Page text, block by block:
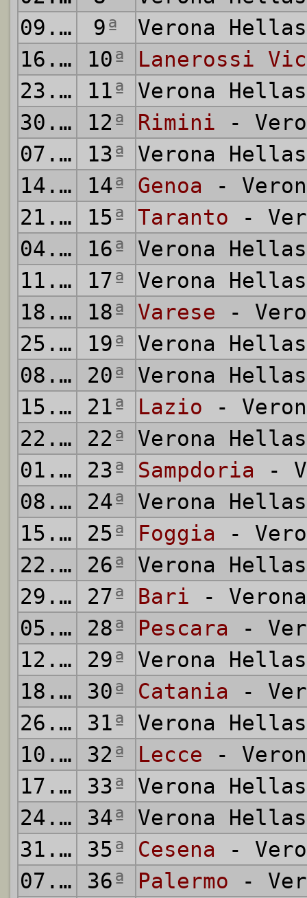
09.11.1980
9ª
Verona
16.11.1980
10ª
Lanerossi
23.11.1980
11ª
Verona
30.11.1980
12ª Rimini -
07.12.1980
13ª
Verona
14.12.1980
14ª Genoa -
21.12.1980
15ª Taranto -
04.01.1981
16ª
Verona
11.01.1981
17ª
Verona
18.01.1981
18ª Varese -
25.01.1981
19ª
Verona
08.02.1981
20ª
Verona
15.02.1981
21ª Lazio -
22.02.1981
22ª
Verona
01.03.1981
23ª Sampdoria -
08.03.1981
24ª
Verona
15.03.1981
25ª Foggia -
22.03.1981
26ª
Verona
29.03.1981
27ª Bari -
05.04.1981
28ª Pescara -
12.04.1981
29ª
Verona
18.04.1981
30ª Catania -
26.04.1981
31ª
Verona
10.05.1981
32ª Lecce -
17.05.1981
33ª
Verona
24.05.1981
34ª
Verona
31.05.1981
35ª Cesena -
07.06.1981
36ª Palermo -